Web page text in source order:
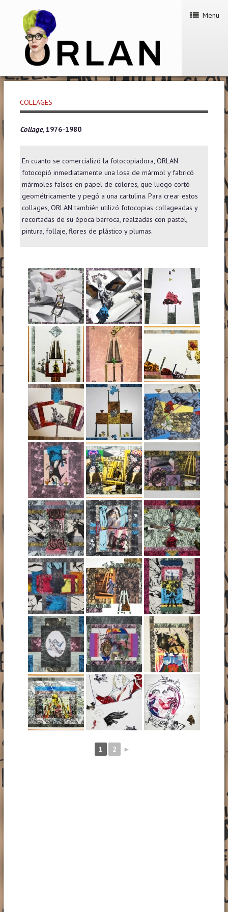
Menu
COLLAGES
Collage, 1976-1980
En cuanto se comercializó la fotocopiadora, ORLAN
fotocopió inmediatamente una losa de mármol y fabricó
mármoles falsos en papel de colores, que luego cortó
geométricamente y pegó a una cartulina. Para crear estos
collages, ORLAN también utilizó fotocopias collageadas y
recortadas de su época barroca, realzadas con pastel,
pintura, follaje, flores de plástico y plumas.
1 2 ►